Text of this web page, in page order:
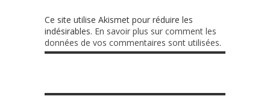
Ce site utilise Akismet pour réduire les
indésirables. En savoir plus sur comment les
données de vos commentaires sont utilisées.